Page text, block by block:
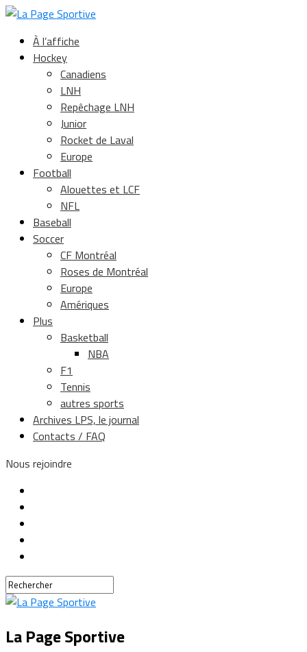
À l’affiche
Hockey
Canadiens
LNH
Repêchage LNH
Junior
Rocket de Laval
Europe
Football
Alouettes et LCF
NFL
Baseball
Soccer
CF Montréal
Roses de Montréal
Europe
Amériques
Plus
Basketball
NBA
F1
Tennis
autres sports
Archives LPS, le journal
Contacts / FAQ
Nous rejoindre
La Page Sportive